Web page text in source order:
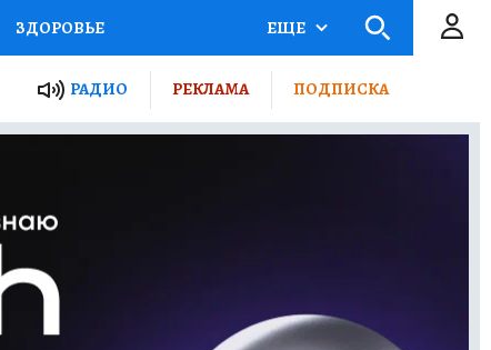
ЗДОРОВЬЕ
РОССИИ
ПУТЕВОДИТЕЛЬ
ПОТРЕБИТЕЛЯ
ЕЩЕ
РАДИО РЕКЛАМА ПОДПИСКА